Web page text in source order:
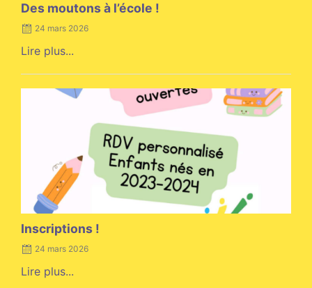
Des moutons à l’école !
24 mars 2026
Lire plus...
Inscriptions !
Posted
24 mars 2026
Lire plus...